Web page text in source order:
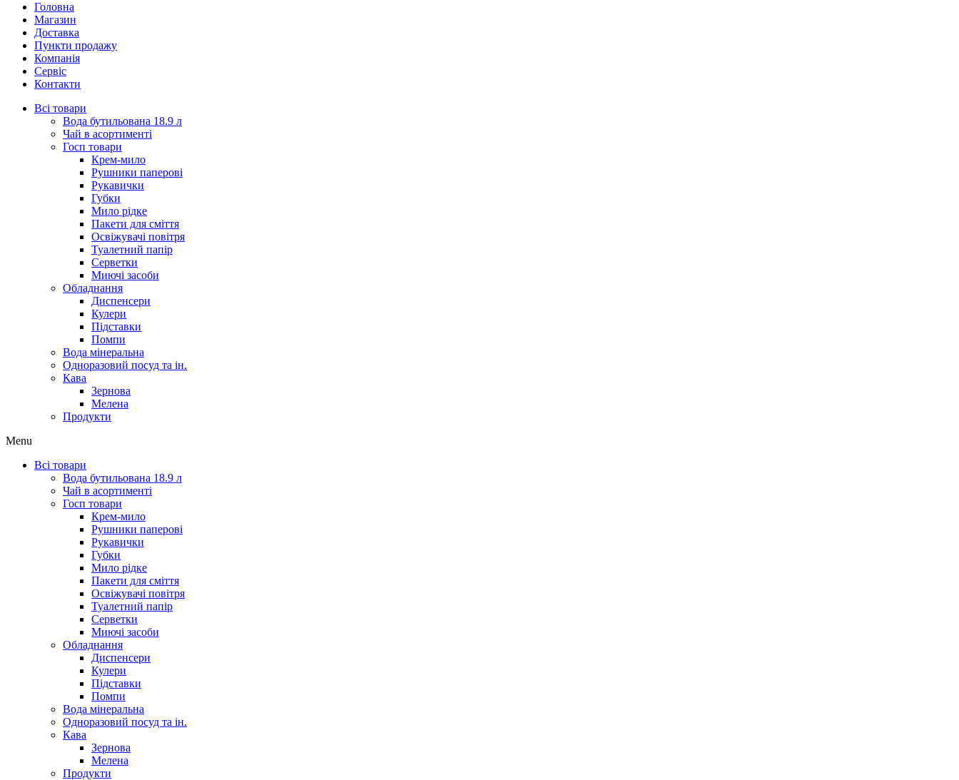
Головна
Магазин
Доставка
Пункти продажу
Компанія
Сервіс
Контакти
Всі товари
Вода бутильована 18.9 л
Чай в асортименті
Госп товари
Крем-мило
Рушники паперові
Рукавички
Губки
Мило рідке
Пакети для сміття
Освіжувачі повітря
Туалетний папір
Серветки
Миючі засоби
Обладнання
Диспенсери
Кулери
Підставки
Помпи
Вода мінеральна
Одноразовий посуд та ін.
Кава
Зернова
Мелена
Продукти
Menu
Всі товари
Вода бутильована 18.9 л
Чай в асортименті
Госп товари
Крем-мило
Рушники паперові
Рукавички
Губки
Мило рідке
Пакети для сміття
Освіжувачі повітря
Туалетний папір
Серветки
Миючі засоби
Обладнання
Диспенсери
Кулери
Підставки
Помпи
Вода мінеральна
Одноразовий посуд та ін.
Кава
Зернова
Мелена
Продукти